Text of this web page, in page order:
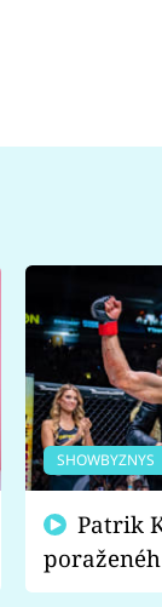
SHOWBYZNYS
fanoušci